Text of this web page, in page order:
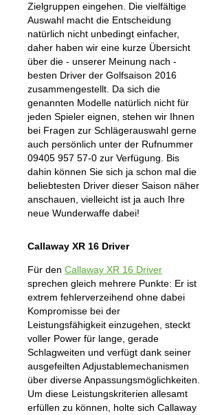
PUTTER
KINDER GOLFSCHLÄGER
KOMPLETTSETS
HEADS
SHAFTS
DEMOSCHLÄGER
KINDER GOLFSCHUHE
DAMEN
CAPS
GÜRTEL & SOCKEN
HERREN GOLFHANDSCHUHE
DAMEN GOLFHANDSCHUHE
KINDER GOLFHANDSCHUHE
ZUBEHÖR
ENTFERNUNGSMESSER
REGENSCHIRME
HANDTÜCHER
ACCESSOIRES
TRAININGSHILFEN
MONTAGE
KOMPONENTEN
GRIFFE
GUTSCHEINE
GUTSCHEINE
SALE
GOLFSCHLÄGER
BAGS
TROLLIES
BÄLLE
BEKLEIDUNG
ZUBEHÖR
EVENTS
GOLFKURSE
EVENTS
ANFRAGE
GUTSCHEINE
Zielgruppen eingehen. Die vielfältige
Auswahl macht die Entscheidung
natürlich nicht unbedingt einfacher,
daher haben wir eine kurze Übersicht
über die - unserer Meinung nach -
besten Driver der Golfsaison 2016
zusammengestellt. Da sich die
genannten Modelle natürlich nicht für
jeden Spieler eignen, stehen wir Ihnen
bei Fragen zur Schlägerauswahl gerne
auch persönlich unter der Rufnummer
09405 957 57-0 zur Verfügung. Bis
dahin können Sie sich ja schon mal die
beliebtesten Driver dieser Saison näher
anschauen, vielleicht ist ja auch Ihre
neue Wunderwaffe dabei!
Callaway XR 16 Driver
Für den Callaway XR 16 Driver
sprechen gleich mehrere Punkte: Er ist
extrem fehlerverzeihend ohne dabei
Kompromisse bei der
Leistungsfähigkeit einzugehen, steckt
voller Power für lange, gerade
Schlagweiten und verfügt dank seiner
ausgefeilten Adjustablemechanismen
über diverse Anpassungsmöglichkeiten.
Um diese Leistungskriterien allesamt
erfüllen zu können, holte sich Callaway